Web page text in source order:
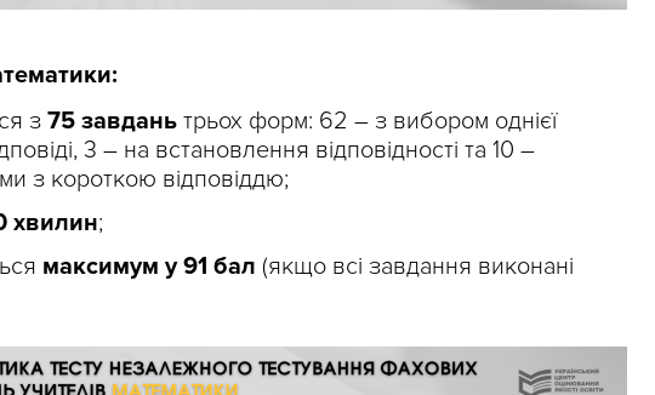
з 75 завдань трьох форм: 62 – з вибором однієї
3 – на встановлення відповідності та 10 –
з короткою відповіддю;
хвилин;
максимум у 91 бал (якщо всі завдання виконані